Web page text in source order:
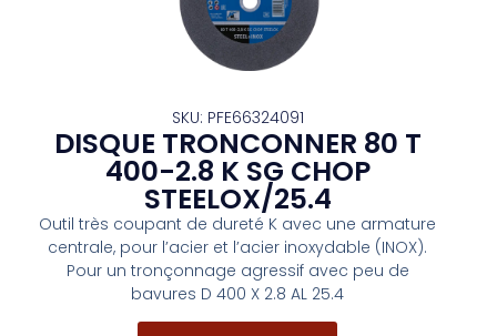
SKU: PFE66324091
DISQUE TRONCONNER 80 T
400-2.8 K SG CHOP
STEELOX/25.4
Outil très coupant de dureté K avec une armature
centrale, pour l’acier et l’acier inoxydable (INOX).
Pour un tronçonnage agressif avec peu de
bavures D 400 X 2.8 AL 25.4